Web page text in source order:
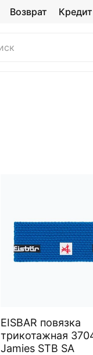
Возврат Кредит
EISBAR повязка
трикотажная
Jamies STB SA